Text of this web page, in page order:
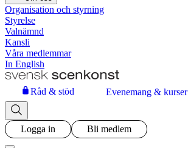
Organisation och styrning
Styrelse
Valnämnd
Kansli
Våra medlemmar
In English
Råd & stöd Evenemang & kurser
Logga in Bli medlem